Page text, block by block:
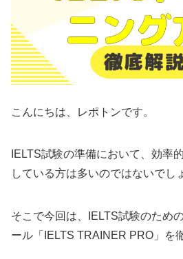
こんにちは、レポトンです。
IELTS試験の準備において、効率
している方は多いのではないでし
そこで今回は、IELTS試験のため
ール「IELTS TRAINER PRO」を